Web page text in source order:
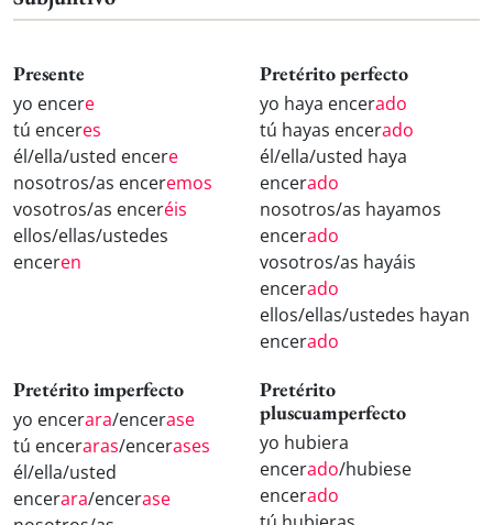
Presente
yo encere
tú enceres
él/ella/usted encere
nosotros/as enceremos
vosotros/as enceréis
ellos/ellas/ustedes
enceren
Pretérito perfecto
yo haya encerado
tú hayas encerado
él/ella/usted haya
encerado
nosotros/as hayamos
encerado
vosotros/as hayáis
encerado
ellos/ellas/ustedes hayan
encerado
Pretérito imperfecto
yo encerara/encerase
tú enceraras/encerases
él/ella/usted
encerara/encerase
Pretérito
pluscuamperfecto
yo hubiera
encerado/hubiese
encerado